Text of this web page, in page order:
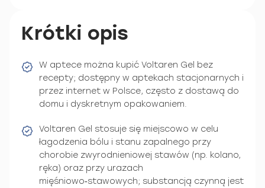
Krótki opis
W aptece można kupić Voltaren Gel bez
recepty; dostępny w aptekach stacjonarnych i
przez internet w Polsce, często z dostawą do
domu i dyskretnym opakowaniem.
Voltaren Gel stosuje się miejscowo w celu
łagodzenia bólu i stanu zapalnego przy
chorobie zwyrodnieniowej stawów (np. kolano,
ręka) oraz przy urazach
mięśniowo‑stawowych; substancją czynną jest